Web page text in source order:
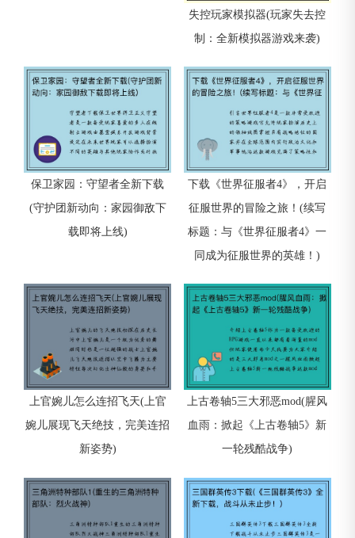
失控玩家模拟器(玩家失去控
制：全新模拟器游戏来袭)
保卫家园：守望者全新下载
(守护团新动向：家园御敌下
载即将上线)
下载《世界征服者4》，开启
征服世界的冒险之旅！(续写
标题：与《世界征服者4》一
同成为征服世界的英雄！)
上官婉儿怎么连招飞天(上官
婉儿展现飞天绝技，完美连招
新姿势)
上古卷轴5三大邪恶mod(腥风
血雨：掀起《上古卷轴5》新
一轮残酷战争)